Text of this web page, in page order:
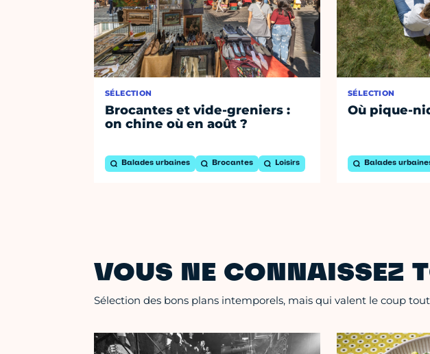
SÉLECTION
Brocantes et vide-greniers :
on chine où en août ?
Balades urbaines Brocantes Loisirs
SÉLECTION
Où pique-
Balades
VOUS NE CONNAISSEZ
Sélection des bons plans intemporels, mais qui valent le coup